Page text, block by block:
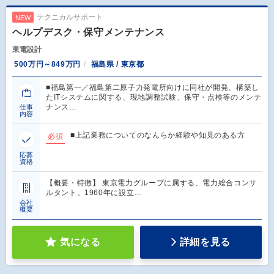
NEW テクニカルサポート
ヘルプデスク・保守メンテナンス
東電設計
500万円～849万円
福島県 / 東京都
仕事
内容
■福島第一／福島第二原子力発電所向けに同社が開発、構築し
たITシステムに関する、現地調整試験、保守・点検等のメンテ
ナンス…
応募
資格
必須 ■上記業務についてのなんらか経験や知見のある方
会社
概要
【概要・特徴】 東京電力グループに属する、電力総合コンサ
ルタント。1960年に設立…
気になる 詳細を見る